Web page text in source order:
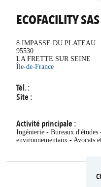
ECOFACILITY SAS
8 IMPASSE DU PLATEAU
95530
LA FRETTE SUR SEINE
Île-de-France
Tél. :
Site :
Activité principale :
Ingénierie - Bureaux d'études
environnementaux - Avocats